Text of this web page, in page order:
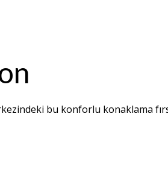
bu konforlu konaklama